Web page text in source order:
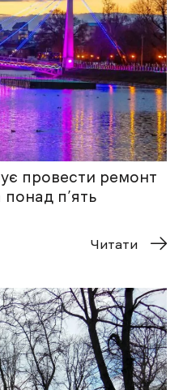
провести ремонт
понад п’ять
Читати